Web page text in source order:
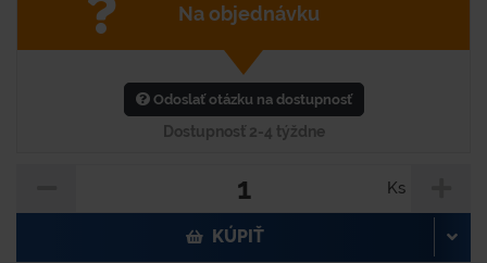
Na objednávku
Odoslať otázku na dostupnosť
Dostupnosť 2-4 týždne
Ks
KÚPIŤ